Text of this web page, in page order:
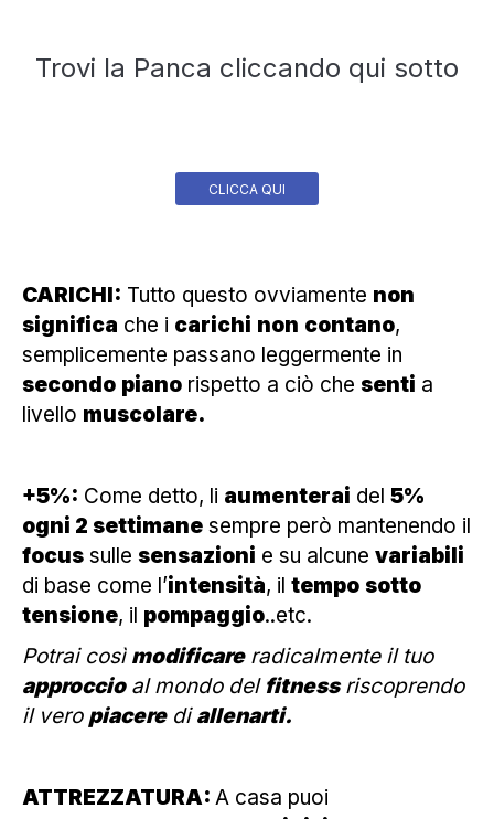
Trovi la Panca cliccando qui sotto
CLICCA QUI
CARICHI: Tutto questo ovviamente non
significa che i carichi non contano,
semplicemente passano leggermente in
secondo piano rispetto a ciò che senti a
livello muscolare.
+5%: Come detto, li aumenterai del 5%
ogni 2 settimane sempre però mantenendo il
focus sulle sensazioni e su alcune variabili
di base come l’intensità, il tempo sotto
tensione, il pompaggio..etc.
Potrai così modificareradicalmente il tuo
approccioal mondo del fitnessriscoprendo
il vero piacerediallenarti.
ATTREZZATURA: A casa puoi